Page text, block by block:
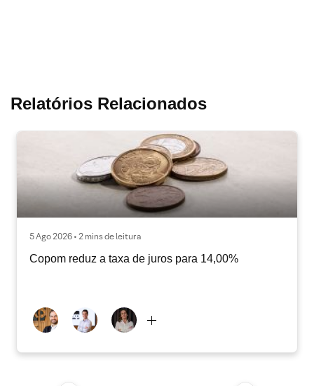
Relatórios Relacionados
5 Ago 2026 • 2 mins de leitura
Copom reduz a taxa de juros para 14,00%